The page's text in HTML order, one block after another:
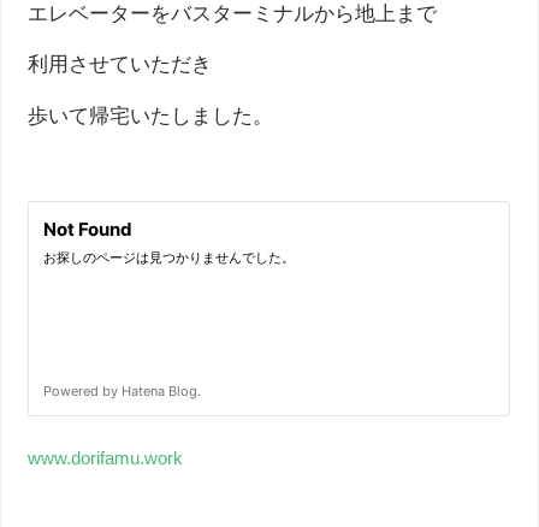
エレベーターをバスターミナルから地上まで
利用させていただき
歩いて帰宅いたしました。
www.dorifamu.work